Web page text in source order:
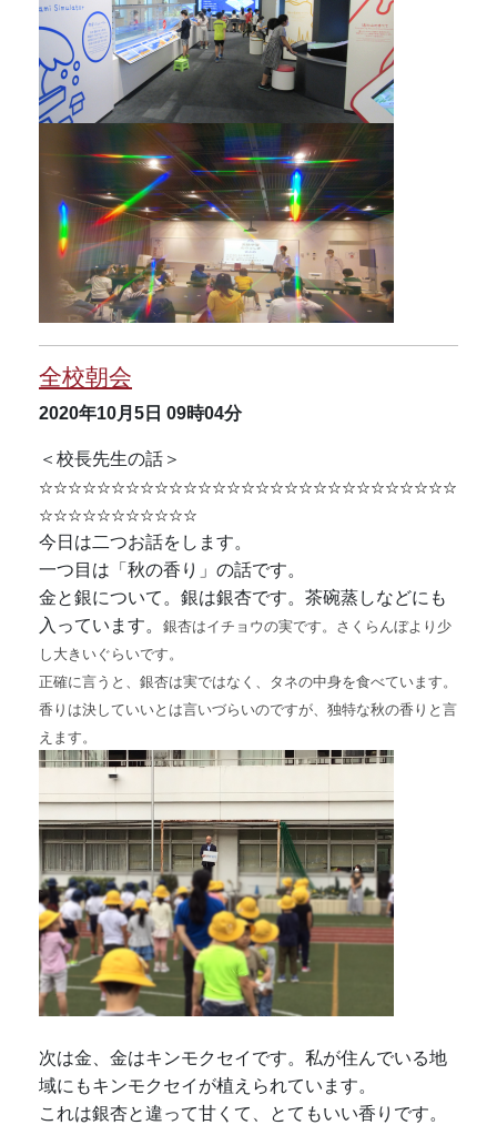
全校朝会
2020年10月5日 09時04分
＜校長先生の話＞
☆☆☆☆☆☆☆☆☆☆☆☆☆☆☆☆☆☆☆☆☆☆☆☆☆☆☆☆☆
☆☆☆☆☆☆☆☆☆☆☆
今日は二つお話をします。
一つ目は「秋の香り」の話です。
金と銀について。銀は銀杏です。茶碗蒸しなどにも
入っています。 銀杏はイチョウの実です。さくらんぼより少
し大きいぐらいです。
正確に言うと、銀杏は実ではなく、タネの中身を食べています。
香りは決していいとは言いづらいのですが、独特な秋の香りと言
えます。
次は金、金はキンモクセイです。私が住んでいる地
域にもキンモクセイが植えられています。
これは銀杏と違って甘くて、とてもいい香りです。